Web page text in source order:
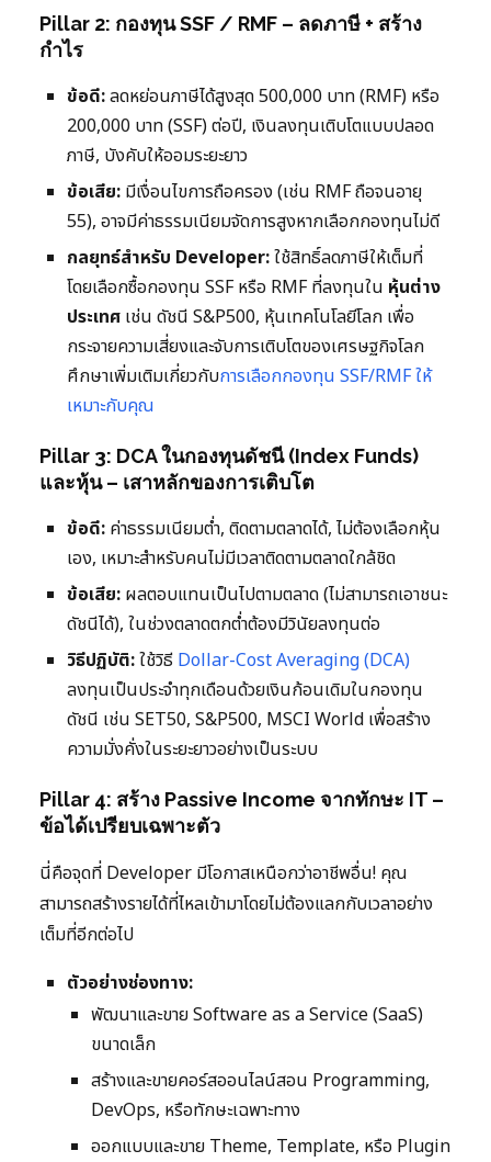
Pillar 2: กองทุน SSF / RMF – ลดภาษี + สร้าง
กำไร
ข้อดี:ลดหย่อนภาษีได้สูงสุด 500,000 บาท (RMF) หรือ
200,000 บาท (SSF) ต่อปี, เงินลงทุนเติบโตแบบปลอด
ภาษี, บังคับให้ออมระยะยาว
ข้อเสีย: มีเงื่อนไขการถือครอง (เช่น RMF ถือจนอายุ
55), อาจมีค่าธรรมเนียมจัดการสูงหากเลือกกองทุนไม่ดี
กลยุทธ์สำหรับ Developer:ใช้สิทธิ์ลดภาษีให้เต็มที่
โดยเลือกซื้อกองทุน SSF หรือ RMF ที่ลงทุนใน หุ้นต่าง
ประเทศ เช่น ดัชนี S&P500, หุ้นเทคโนโลยีโลก เพื่อ
กระจายความเสี่ยงและจับการเติบโตของเศรษฐกิจโลก
ศึกษาเพิ่มเติมเกี่ยวกับการเลือกกองทุน SSF/RMF ให้
เหมาะกับคุณ
Pillar 3: DCA ในกองทุนดัชนี (Index Funds)
และหุ้น – เสาหลักของการเติบโต
ข้อดี: ค่าธรรมเนียมต่ำ, ติดตามตลาดได้, ไม่ต้องเลือกหุ้น
เอง, เหมาะสำหรับคนไม่มีเวลาติดตามตลาดใกล้ชิด
ข้อเสีย: ผลตอบแทนเป็นไปตามตลาด (ไม่สามารถเอาชนะ
ดัชนีได้), ในช่วงตลาดตกต่ำต้องมีวินัยลงทุนต่อ
วิธีปฏิบัติ:ใช้วิธี Dollar-Cost Averaging (DCA)
ลงทุนเป็นประจำทุกเดือนด้วยเงินก้อนเดิมในกองทุน
ดัชนี เช่น SET50, S&P500, MSCI World เพื่อสร้าง
ความมั่งคั่งในระยะยาวอย่างเป็นระบบ
Pillar 4: สร้าง Passive Income จากทักษะ IT –
ข้อได้เปรียบเฉพาะตัว
นี่คือจุดที่ Developer มีโอกาสเหนือกว่าอาชีพอื่น! คุณ
สามารถสร้างรายได้ที่ไหลเข้ามาโดยไม่ต้องแลกกับเวลาอย่าง
เต็มที่อีกต่อไป
ตัวอย่างช่องทาง:
พัฒนาและขาย Software as a Service (SaaS)
ขนาดเล็ก
สร้างและขายคอร์สออนไลน์สอน Programming,
DevOps, หรือทักษะเฉพาะทาง
ออกแบบและขาย Theme, Template, หรือ Plugin